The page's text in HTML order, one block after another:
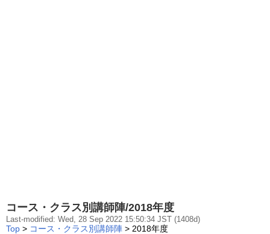
コース・クラス別講師陣/2018年度
Last-modified: Wed, 28 Sep 2022 15:50:34 JST (1408d)
Top > コース・クラス別講師陣 > 2018年度